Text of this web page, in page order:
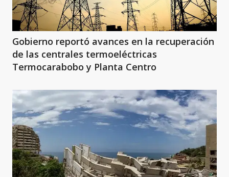
Gobierno reportó avances en la recuperación
de las centrales termoeléctricas
Termocarabobo y Planta Centro